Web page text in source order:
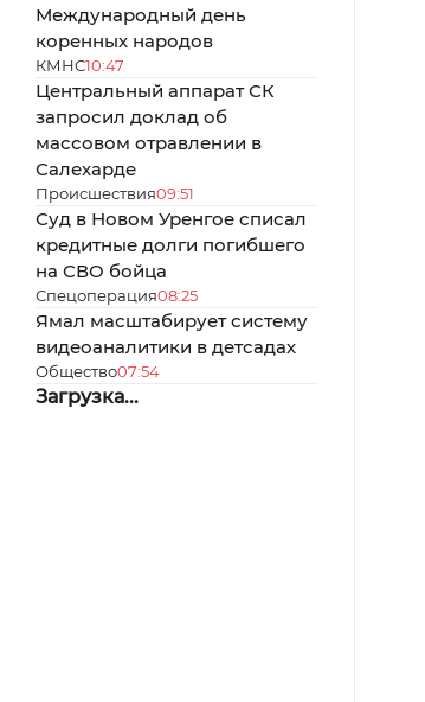
Международный день
коренных народов
КМНС10:47
Центральный аппарат СК
запросил доклад об
массовом отравлении в
Салехарде
Происшествия09:51
Суд в Новом Уренгое списал
кредитные долги погибшего
на СВО бойца
Спецоперация08:25
Ямал масштабирует систему
видеоаналитики в детсадах
Общество07:54
Загрузка...